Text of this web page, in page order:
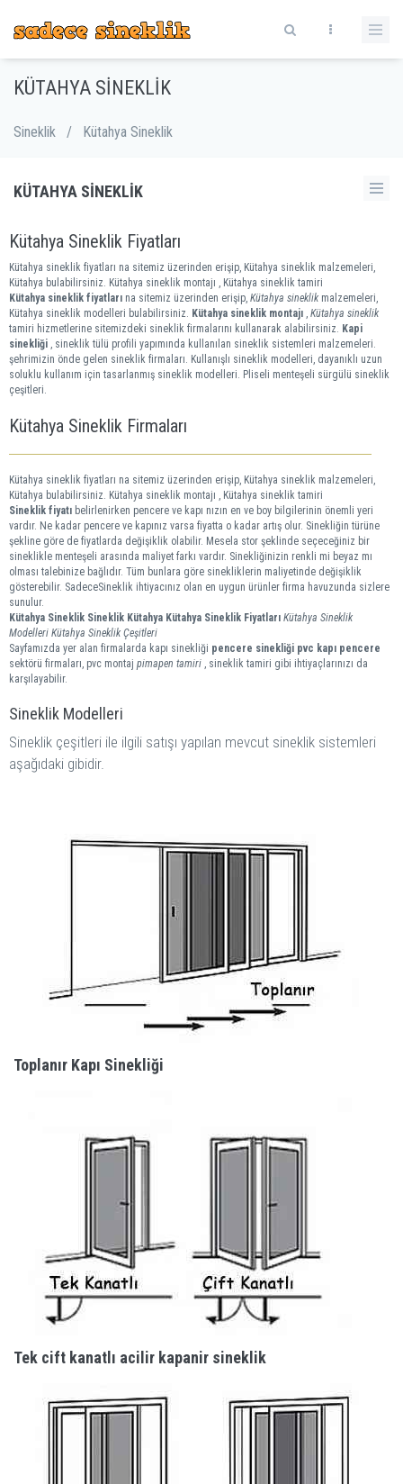
KÜTAHYA SINEKLIK
Sineklik / Kütahya Sineklik
KÜTAHYA SINEKLIK
Kütahya Sineklik Fiyatları
Kütahya sineklik fiyatları na sitemiz üzerinden erişip, Kütahya sineklik malzemeleri,
Kütahya bulabilirsiniz. Kütahya sineklik montajı , Kütahya sineklik tamiri
Kütahya sineklik fiyatları na sitemiz üzerinden erişip, Kütahya sineklik malzemeleri,
Kütahya sineklik modelleri bulabilirsiniz. Kütahya sineklik montajı , Kütahya sineklik
tamiri hizmetlerine sitemizdeki sineklik firmalarını kullanarak alabilirsiniz. Kapi
sinekliği , sineklik tülü profili yapımında kullanılan sineklik sistemleri malzemeleri.
şehrimizin önde gelen sineklik firmaları. Kullanışlı sineklik modelleri, dayanıklı uzun
soluklu kullanım için tasarlanmış sineklik modelleri. Pliseli menteşeli sürgülü sineklik
çeşitleri.
Kütahya Sineklik Firmaları
Kütahya sineklik fiyatları na sitemiz üzerinden erişip, Kütahya sineklik malzemeleri,
Kütahya bulabilirsiniz. Kütahya sineklik montajı , Kütahya sineklik tamiri
Sineklik fiyatı belirlenirken pencere ve kapı nızın en ve boy bilgilerinin önemli yeri
vardır. Ne kadar pencere ve kapınız varsa fiyatta o kadar artış olur. Sinekliğin türüne
şekline göre de fiyatlarda değişiklik olabilir. Mesela stor şeklinde seçeceğiniz bir
sineklikle menteşeli arasında maliyet farkı vardır. Sinekliğinizin renkli mi beyaz mı
olması talebinize bağlıdır. Tüm bunlara göre sinekliklerin maliyetinde değişiklik
gösterebilir. SadeceSineklik ihtiyacınız olan en uygun ürünler firma havuzunda sizlere
sunulur.
Kütahya Sineklik Sineklik Kütahya Kütahya Sineklik Fiyatları Kütahya Sineklik
Modelleri Kütahya Sineklik Çeşitleri
Sayfamızda yer alan firmalarda kapı sinekliği pencere sinekliği pvc kapı pencere
sektörü firmaları, pvc montaj pimapen tamiri , sineklik tamiri gibi ihtiyaçlarınızı da
karşılayabilir.
Sineklik Modelleri
Sineklik çeşitleri ile ilgili satışı yapılan mevcut sineklik sistemleri
aşağıdaki gibidir.
Toplanır Kapı Sinekliği
Tek cift kanatlı acilir kapanir sineklik